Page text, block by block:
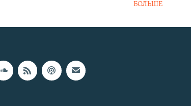
БОЛЬШЕ